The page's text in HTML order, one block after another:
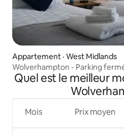
Appartement · West Midlands
Wolverhampton - Parking
Quel est le meilleur
Mois Prix moyen